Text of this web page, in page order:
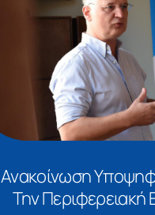
Ανακοίνωση
Την Περιφερειακή